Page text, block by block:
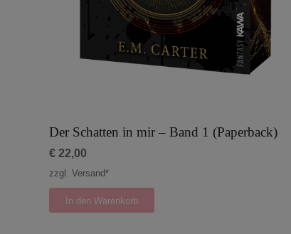
Der Schatten in mir – Band 1 (Paperback)
€ 22,00
zzgl. Versand*
In den Warenkorb